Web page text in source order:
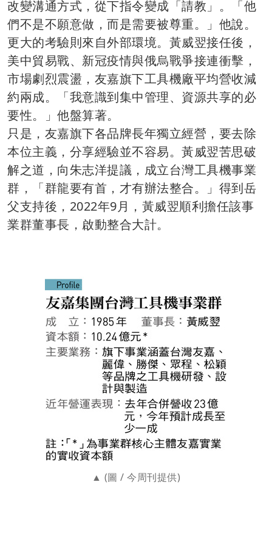
改變溝通方式，從下指令變成「請教」。「他
們不是不願意做，而是需要被尊重。」他說。
更大的考驗則來自外部環境。黃威翌接任後，
美中貿易戰、新冠疫情與俄烏戰爭接連衝擊，
市場劇烈震盪，友嘉旗下工具機廠平均營收減
約兩成。「我意識到集中管理、資源共享的必
要性。」他盤算著。
只是，友嘉旗下各品牌長年獨立經營，要去除
本位主義，分享經驗並不容易。黃威翌苦思破
解之道，向朱志洋提議，成立台灣工具機事業
群，「群龍要有首，才有辦法整合。」得到岳
父支持後，2022年9月，黃威翌順利擔任該事
業群董事長，啟動整合大計。
(圖 / 今周刊提供)